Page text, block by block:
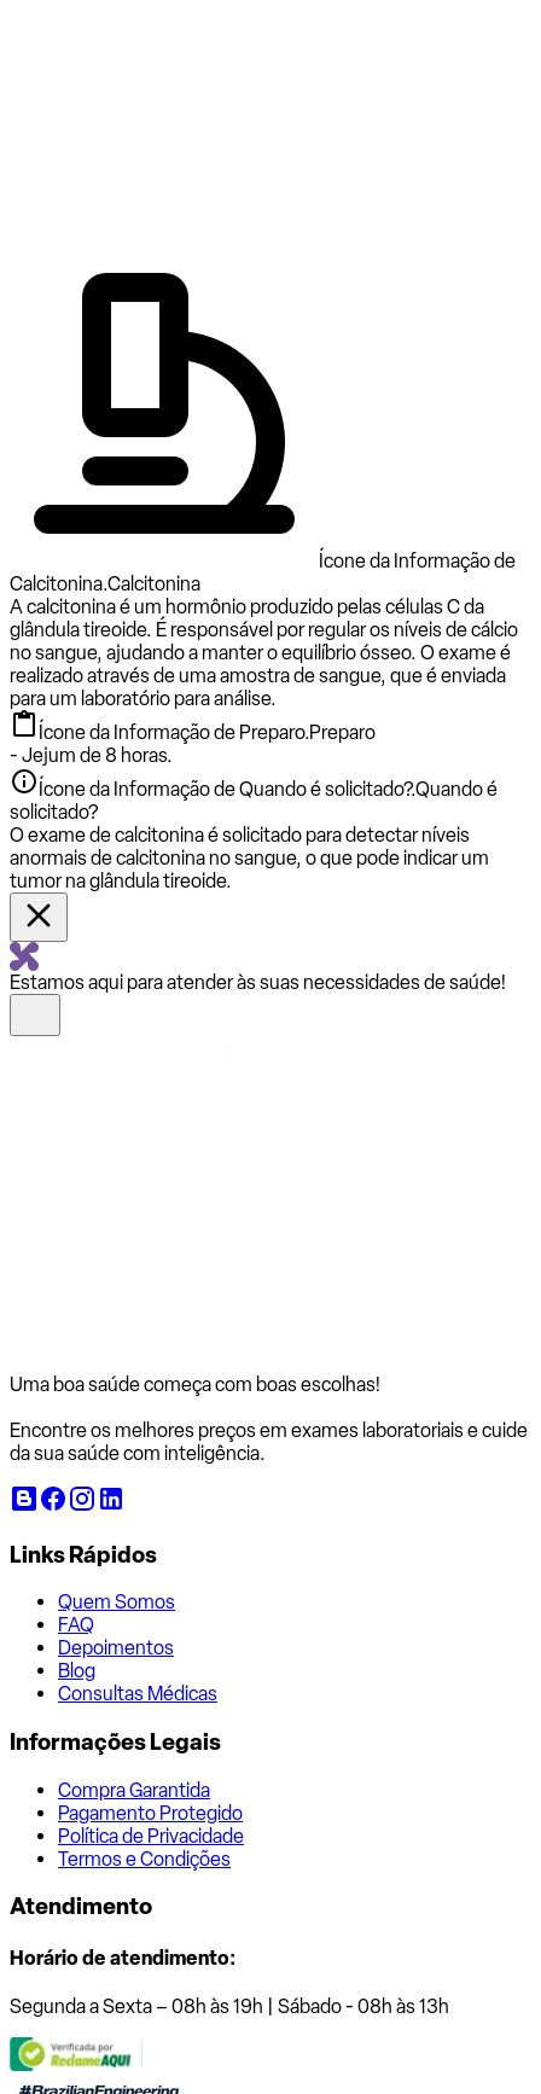
Ícone da Informação de
Calcitonina.Calcitonina
A calcitonina é um hormônio produzido pelas células C da
glândula tireoide. É responsável por regular os níveis de cálcio
no sangue, ajudando a manter o equilíbrio ósseo. O exame é
realizado através de uma amostra de sangue, que é enviada
para um laboratório para análise.
Ícone da Informação de Preparo.Preparo
- Jejum de 8 horas.
Ícone da Informação de Quando é solicitado?.Quando é
solicitado?
O exame de calcitonina é solicitado para detectar níveis
anormais de calcitonina no sangue, o que pode indicar um
tumor na glândula tireoide.
Estamos aqui para atender às suas necessidades de saúde!
Uma boa saúde começa com boas escolhas!
Encontre os melhores preços em exames laboratoriais e cuide
da sua saúde com inteligência.
Links Rápidos
Quem Somos
FAQ
Depoimentos
Blog
Consultas Médicas
Informações Legais
Compra Garantida
Pagamento Protegido
Política de Privacidade
Termos e Condições
Atendimento
Horário de atendimento:
Segunda a Sexta – 08h às 19h | Sábado - 08h às 13h